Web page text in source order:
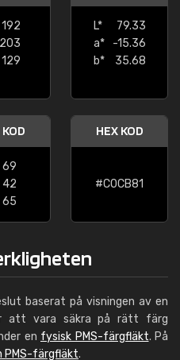
192
203
129
L*
79.33
a*
-15.36
b*
35.68
69
42
65
HEX KOD
#C0CB81
baserat på visningen av en
att vara säkra på rätt färg
en fysisk PMS-färgfläkt. På
PMS-färgfläkt.